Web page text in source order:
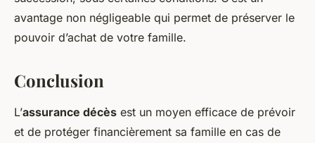
avantage non négligeable qui permet de préserver le
pouvoir d’achat de votre famille.
Conclusion
L’assurance décès est un moyen efficace de prévoir
et de protéger financièrement sa famille en cas de